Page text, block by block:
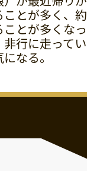
ことが多く、約
とが多くなっ
非行に走ってい
なる。